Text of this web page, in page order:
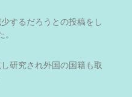
するだろうとの投稿をし
。
研究され外国の国籍も取